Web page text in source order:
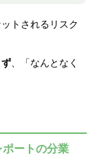
トされるリスク
、「なんとなく
ートの分業